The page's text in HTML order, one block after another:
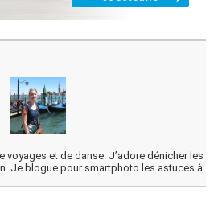
voyages et de danse. J’adore dénicher les
Je blogue pour smartphoto les astuces à